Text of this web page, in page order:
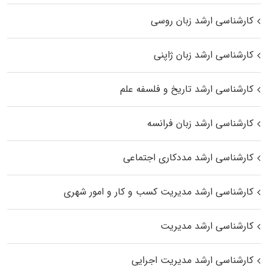
کارشناسی ارشد زبان روسی
کارشناسی ارشد زبان ژاپنی
کارشناسی ارشد تاریخ و فلسفه علم
کارشناسی ارشد زبان فرانسه
کارشناسی ارشد مددکاری اجتماعی
کارشناسی ارشد مدیریت کسب و کار و امور شهری
کارشناسی ارشد مدیریت
کارشناسی ارشد مدیریت اجرایی